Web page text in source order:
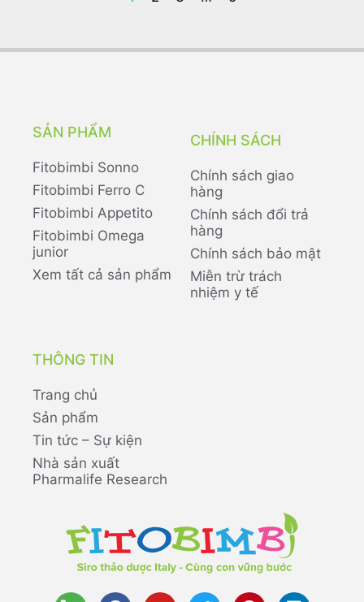
SẢN PHẨM
Fitobimbi Sonno
Fitobimbi Ferro C
Fitobimbi Appetito
Fitobimbi Omega
junior
Xem tất cả sản phẩm
CHÍNH SÁCH
Chính sách giao
hàng
Chính sách đổi trả
hàng
Chính sách bảo mật
Miễn trừ trách
nhiệm y tế
THÔNG TIN
Trang chủ
Sản phẩm
Tin tức – Sự kiện
Nhà sản xuất
Pharmalife Research